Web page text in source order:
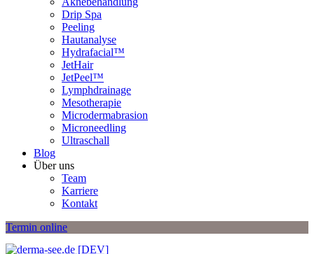
Drip Spa
Peeling
Hautanalyse
Hydrafacial™
JetHair
JetPeel™
Lymphdrainage
Mesotherapie
Microdermabrasion
Microneedling
Ultraschall
Blog
Über uns
Team
Karriere
Kontakt
Termin online